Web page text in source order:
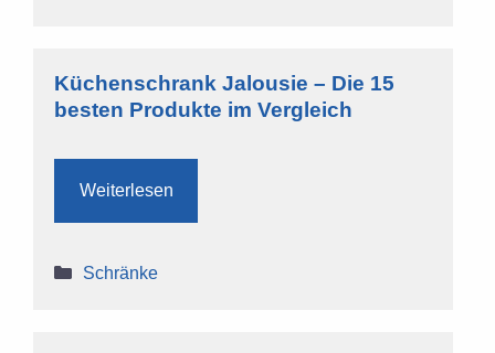
Küchenschrank Jalousie – Die 15
besten Produkte im Vergleich
Weiterlesen
Kategorien
Schränke